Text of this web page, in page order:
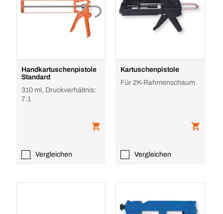
Handkartuschenpistole
Standard
310 ml, Druckverhältnis:
7:1
Vergleichen
Kartuschenpistole
Für 2K-Rahmenschaum
Vergleichen